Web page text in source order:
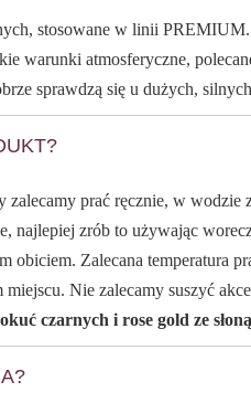
stosowane w linii
warunki atmosferyczne,
sprawdzą się u dużych,
zalecamy prać ręcznie, w wodzie
najlepiej zrób to używając
obiciem. Zalecana temperatura
Nie zalecamy suszyć
czarnych i rose gold ze